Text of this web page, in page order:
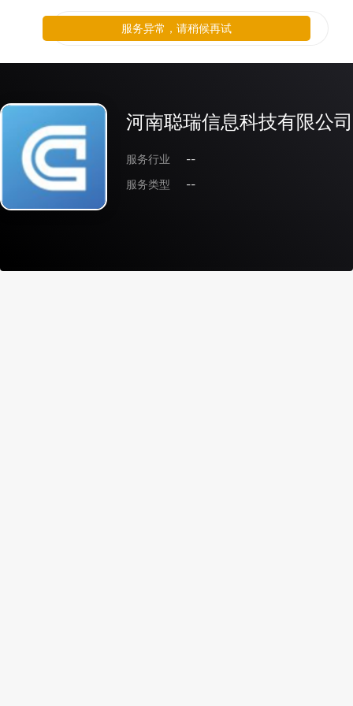
河南聪瑞信息科技有限公司
服务行业
--
服务类型
--
服务异常，请稍候再试